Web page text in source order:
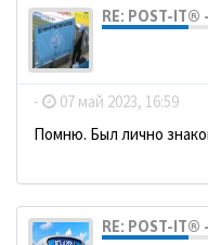
RE: POST-
- 07 май 2023, 16:59
Помню. Был лично
RE: POST-